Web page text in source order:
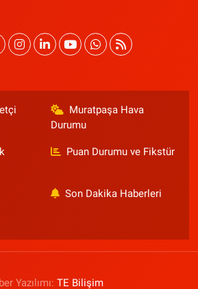
Muratpaşa Hava
Durumu
Puan Durumu ve Fikstür
Son Dakika Haberleri
Yazılımı: TE Bilişim